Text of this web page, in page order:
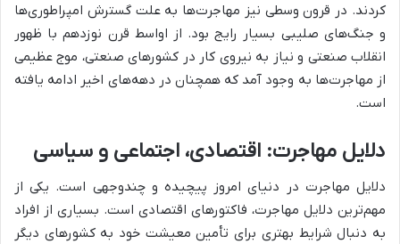
کردند. در قرون وسطی نیز مهاجرت‌ها به علت گسترش امپراطوری‌ها
و جنگ‌های صلیبی بسیار رایج بود. از اواسط قرن نوزدهم با ظهور
انقلاب صنعتی و نیاز به نیروی کار در کشورهای صنعتی، موج عظیمی
از مهاجرت‌ها به وجود آمد که همچنان در دهه‌های اخیر ادامه یافته
است.
دلایل مهاجرت: اقتصادی، اجتماعی و سیاسی
دلایل مهاجرت در دنیای امروز پیچیده و چندوجهی است. یکی از
مهم‌ترین دلایل مهاجرت، فاکتورهای اقتصادی است. بسیاری از افراد
به دنبال شرایط بهتری برای تأمین معیشت خود به کشورهای دیگر